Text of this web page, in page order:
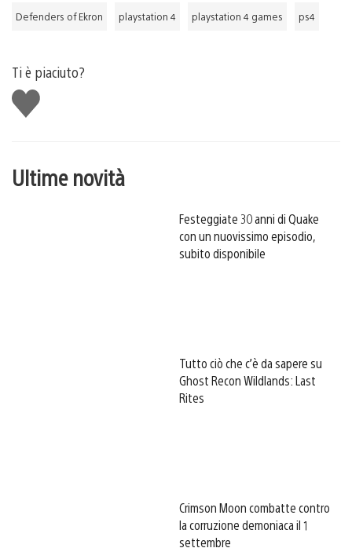
Defenders of Ekron playstation 4 playstation 4 games ps4
Ti è piaciuto?
Mi
piace
Ultime novità
Festeggiate 30 anni di Quake
con un nuovissimo episodio,
subito disponibile
Tutto ciò che c’è da sapere su
Ghost Recon Wildlands: Last
Rites
Crimson Moon combatte contro
la corruzione demoniaca il 1
settembre